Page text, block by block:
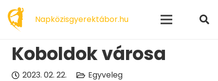
Napközisgyerektábor.hu
Koboldok városa
2023. 02. 22. Egyveleg